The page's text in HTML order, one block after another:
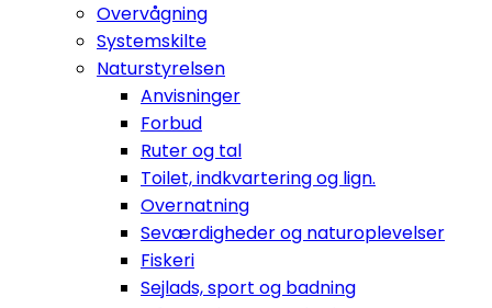
Overvågning
Systemskilte
Naturstyrelsen
Anvisninger
Forbud
Ruter og tal
Toilet, indkvartering og lign.
Overnatning
Seværdigheder og naturoplevelser
Fiskeri
Sejlads, sport og badning